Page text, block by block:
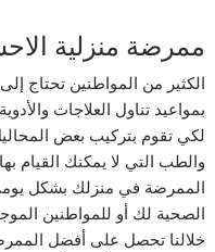
ممرضة منزلية
الكثير من المواطنين تحتاج
بمواعيد تناول العلاجات
لكي تقوم بتركيب بعض
والطب التي لا يمكنك القيام
الممرضة في منزلك بشكل
الصحية لك أو للمواطنين
خلالنا تحصل على أفضل